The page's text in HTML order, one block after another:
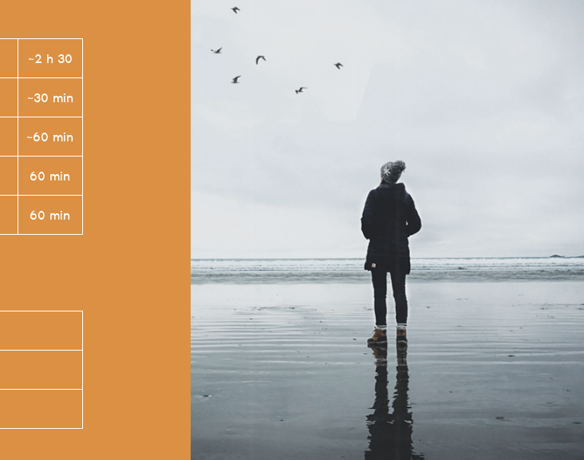
~2 h 30
~30 min
~60 min
60 min
60 min